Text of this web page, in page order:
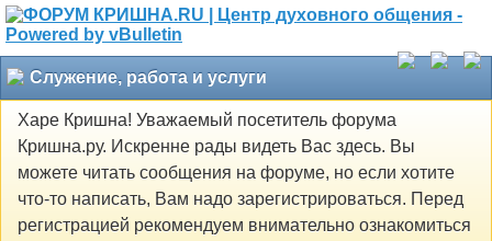
Служение, работа и услуги
Харе Кришна! Уважаемый посетитель форума
Кришна.ру. Искренне рады видеть Вас здесь. Вы
можете читать сообщения на форуме, но если хотите
что-то написать, Вам надо зарегистрироваться. Перед
регистрацией рекомендуем внимательно ознакомиться